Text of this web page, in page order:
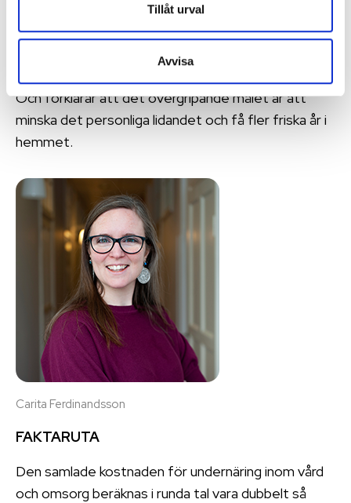
Tillåt urval
Avvisa
ett tidigt skede. Då räcker det ofta med vanlig mat,
såsom ett extra mellanmål och ett kvällsmål för att
korta nattfastan, säger Carita Ferdinandsson.
Och förklarar att det övergripande målet är att
minska det personliga lidandet och få fler friska år i
hemmet.
Carita Ferdinandsson
FAKTARUTA
Den samlade kostnaden för undernäring inom vård
och omsorg beräknas i runda tal vara dubbelt så